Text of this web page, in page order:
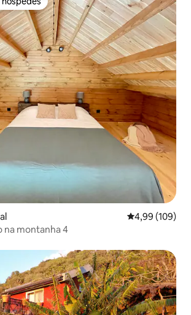
preferidos dos hóspedes
4,99 de uma
4,99 (109)
na montanha 4